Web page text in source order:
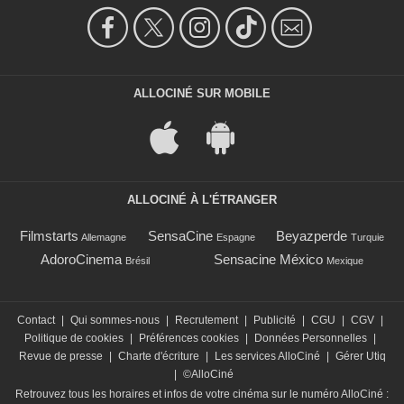
ALLOCINÉ SUR MOBILE
ALLOCINÉ À L'ÉTRANGER
Filmstarts Allemagne SensaCine Espagne Beyazperde Turquie
AdoroCinema Brésil Sensacine México Mexique
Contact Qui sommes-nous Recrutement Publicité CGU CGV
Politique de cookies
Préférences cookies Données Personnelles
Revue de presse
Charte d'écriture Les services AlloCiné
Gérer Utiq
©AlloCiné
Retrouvez tous les horaires et infos de votre cinéma sur le numéro AlloCiné :